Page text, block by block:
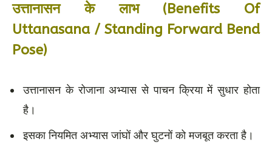
उत्तानासन के लाभ (Benefits Of
Uttanasana / Standing Forward Bend
Pose)
उत्तानासन के रोजाना अभ्यास से पाचन क्रिया में सुधार होता
है।
इसका नियमित अभ्यास जांघों और घुटनों को मजबूत करता है।